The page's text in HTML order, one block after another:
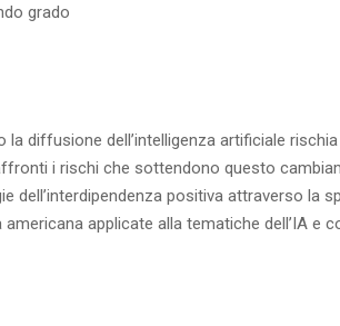
grado
diffusione dell’intelligenza artificiale
i rischi che sottendono questo
dell’interdipendenza positiva attraverso
applicate alla tematiche dell’IA e